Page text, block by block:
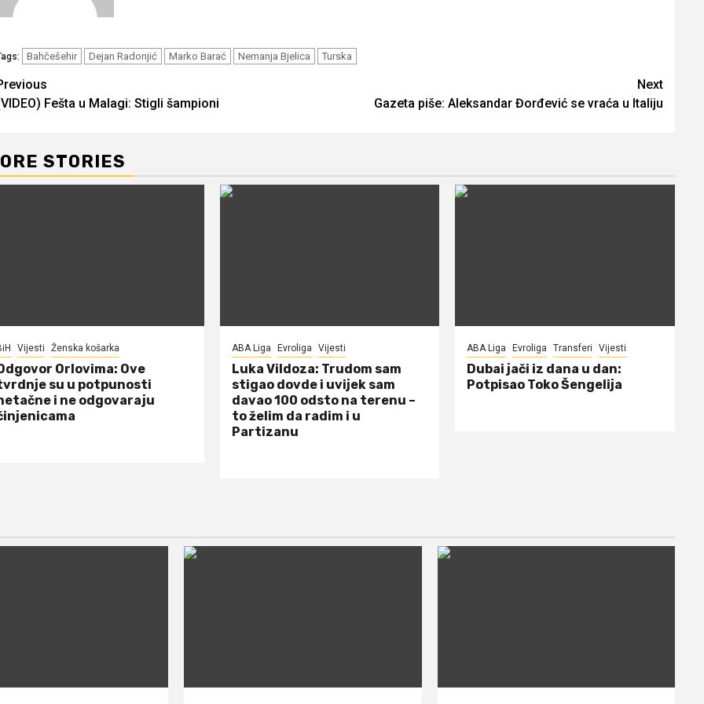
Bahčešehir Dejan Radonjić Marko Barać Nemanja Bjelica Turska
Fešta u Malagi: Stigli šampioni
Next
Gazeta piše: Aleksandar Đorđević se vraća u Italiju
STORIES
Vijesti Ženska košarka
Orlovima: ​Ove
su u potpunosti
i ne odgovaraju
ABA Liga Evroliga Vijesti
Luka Vildoza: Trudom sam
stigao dovde i uvijek sam
davao 100 odsto na terenu –
to želim da radim i u
Partizanu
ABA Liga Evroliga Transferi Vijesti
Dubai jači iz dana u dan:
Potpisao Toko Šengelija